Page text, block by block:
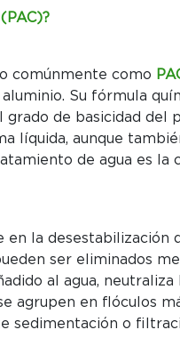
comúnmente como
Su fórmula
grado de basicidad del
líquida, aunque
de agua es la
en la desestabilización
ser eliminados
al agua,
agrupen en flóculos
sedimentación o